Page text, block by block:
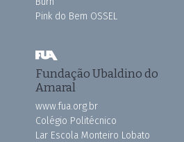
Pink do Bem OSSEL
Fundação Ubaldino do
Amaral
www.fua.org.br
Colégio Politécnico
Lar Escola Monteiro Lobato